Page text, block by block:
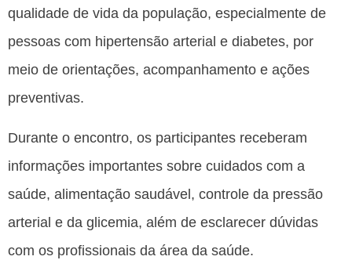
qualidade de vida da população, especialmente de
pessoas com hipertensão arterial e diabetes, por
meio de orientações, acompanhamento e ações
preventivas.
Durante o encontro, os participantes receberam
informações importantes sobre cuidados com a
saúde, alimentação saudável, controle da pressão
arterial e da glicemia, além de esclarecer dúvidas
com os profissionais da área da saúde.